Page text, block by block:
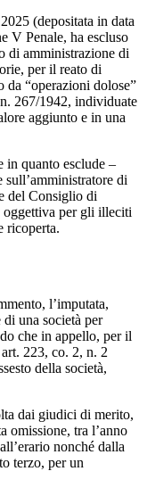
(depositata in data
V Penale, ha escluso
di amministrazione di
per il reato di
da “operazioni dolose”
267/1942, individuate
aggiunto e in una
in quanto esclude –
di
del Consiglio di
oggettiva per gli illeciti
ricoperta.
l’imputata,
una società per
che in appello, per il
art. 223, co. 2, n. 2
della società,
dai giudici di merito,
omissione, tra l’anno
nonché dalla
terzo, per un